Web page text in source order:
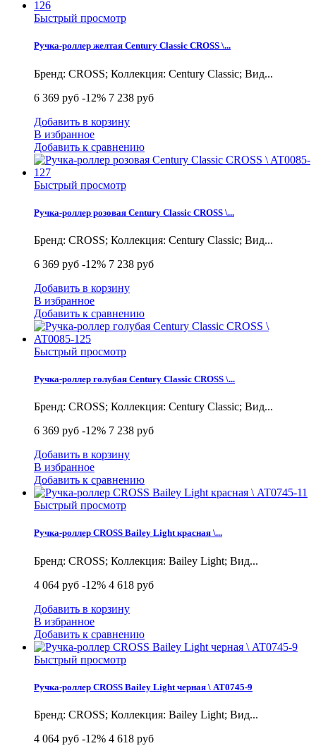
Быстрый просмотр
Ручка-роллер желтая Century Classic CROSS \...
Бренд: CROSS; Коллекция: Century Classic; Вид...
6 369 руб -12% 7 238 руб
Добавить в корзину
В избранное
Добавить к сравнению
Быстрый просмотр
Ручка-роллер розовая Century Classic CROSS \...
Бренд: CROSS; Коллекция: Century Classic; Вид...
6 369 руб -12% 7 238 руб
Добавить в корзину
В избранное
Добавить к сравнению
Быстрый просмотр
Ручка-роллер голубая Century Classic CROSS \...
Бренд: CROSS; Коллекция: Century Classic; Вид...
6 369 руб -12% 7 238 руб
Добавить в корзину
В избранное
Добавить к сравнению
Быстрый просмотр
Ручка-роллер CROSS Bailey Light красная \...
Бренд: CROSS; Коллекция: Bailey Light; Вид...
4 064 руб -12% 4 618 руб
Добавить в корзину
В избранное
Добавить к сравнению
Быстрый просмотр
Ручка-роллер CROSS Bailey Light черная \ AT0745-9
Бренд: CROSS; Коллекция: Bailey Light; Вид...
4 064 руб -12% 4 618 руб